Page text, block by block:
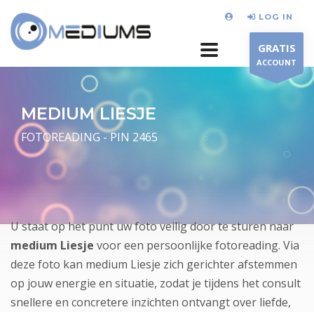
LOG IN
GRATIS
ACCOUNT
MEDIUM LIESJE
FOTOREADING - PIN 2465
U staat op het punt uw foto veilig door te sturen naar
medium Liesje voor een persoonlijke fotoreading. Via
deze foto kan medium Liesje zich gerichter afstemmen
op jouw energie en situatie, zodat je tijdens het consult
snellere en concretere inzichten ontvangt over liefde,